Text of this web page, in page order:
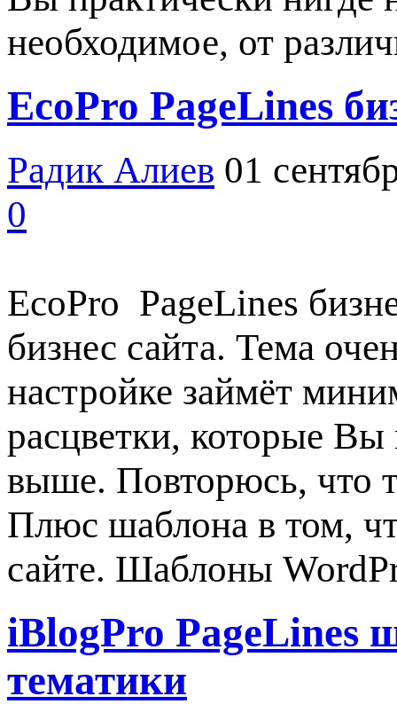
необходимое, от
EcoPro PageLines
Радик Алиев 01
0
EcoPro PageLines
бизнес сайта. Тема
настройке займёт
расцветки, которые
выше. Повторюсь, что
Плюс шаблона в том,
сайте. Шаблоны
iBlogPro PageLines
тематики